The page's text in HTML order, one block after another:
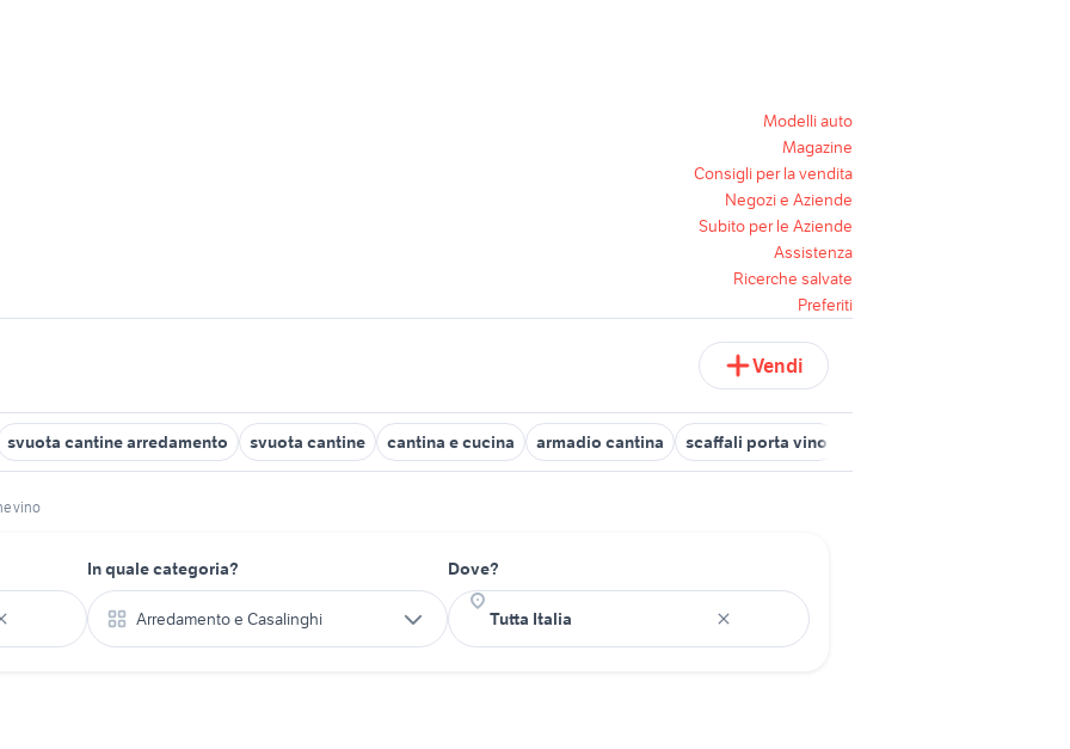
Modelli auto
Magazine
Consigli per la vendita
Negozi e Aziende
Subito per le Aziende
Assistenza
Ricerche salvate
Preferiti
Vendi
svuota cantine arredamento svuota cantine cantina e cucina armadio cantina scaffali porta vino
vino
In quale categoria?
Arredamento e Casalinghi
Dove?